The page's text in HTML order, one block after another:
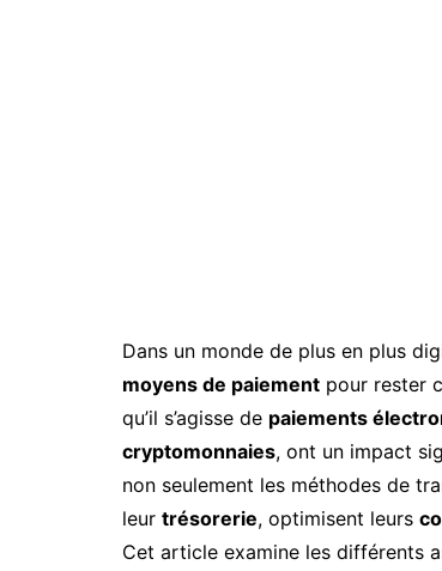
Dans un monde de plus en plus
moyens de paiement pour rester
qu’il s’agisse de paiements
cryptomonnaies, ont un impact
non seulement les méthodes de
leur trésorerie, optimisent leurs
Cet article examine les différents